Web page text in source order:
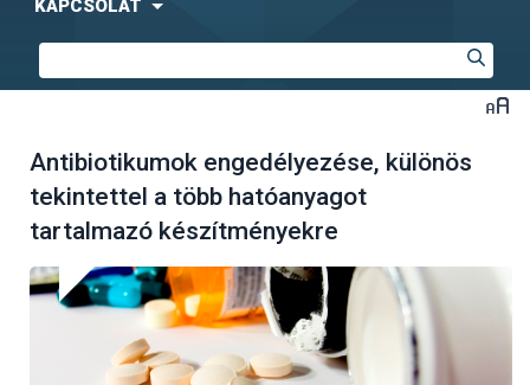
KAPCSOLAT
Antibiotikumok engedélyezése, különös
tekintettel a több hatóanyagot
tartalmazó készítményekre